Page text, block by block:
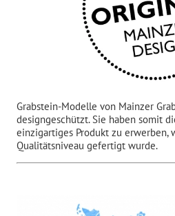
Grabstein-Modelle von Mainzer
designgeschützt. Sie haben somit
einzigartiges Produkt zu erwerben,
Qualitätsniveau gefertigt wurde.